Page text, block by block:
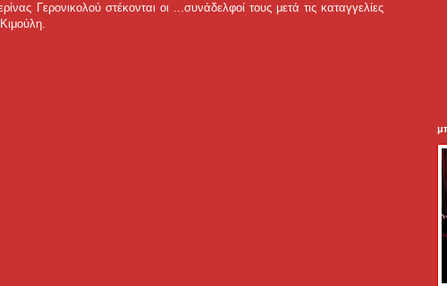
Γερονικολού στέκονται οι ...συνάδελφοί τους μετά τις καταγγελίες